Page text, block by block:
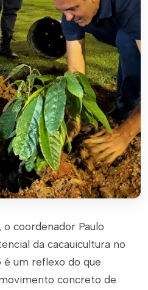
o coordenador Paulo
da cacauicultura no
é um reflexo do que
concreto de